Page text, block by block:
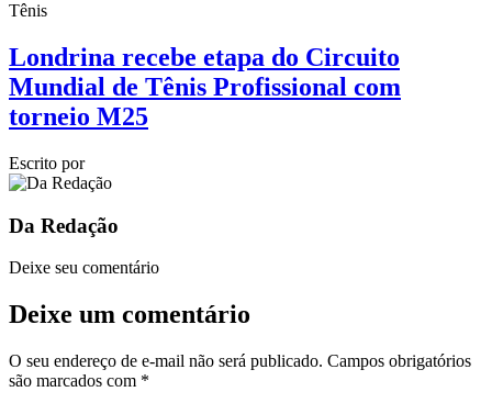
Tênis
Londrina recebe etapa do Circuito
Mundial de Tênis Profissional com
torneio M25
Escrito por
Da Redação
Deixe seu comentário
Deixe um comentário
O seu endereço de e-mail não será publicado. Campos obrigatórios
são marcados com *